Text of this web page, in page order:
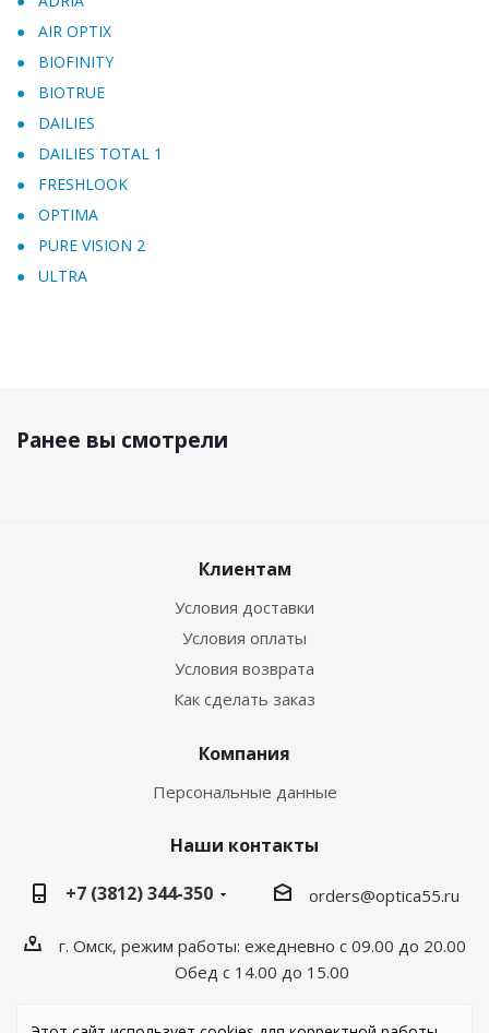
AIR OPTIX
BIOFINITY
BIOTRUE
DAILIES
DAILIES TOTAL 1
FRESHLOOK
OPTIMA
PURE VISION 2
ULTRA
Ранее вы смотрели
Клиентам
Условия доставки
Условия оплаты
Условия возврата
Как сделать заказ
Компания
Персональные данные
Наши контакты
+7 (3812) 344-350
orders@optica55.ru
г. Омск, режим работы: ежедневно с 09.00 до 20.00
Обед с 14.00 до 15.00